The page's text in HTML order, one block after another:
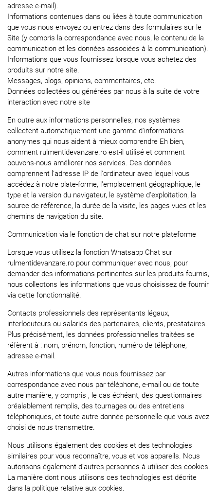
adresse e-mail).
Informations contenues dans ou liées à toute communication
que vous nous envoyez ou entrez dans des formulaires sur le
Site (y compris la correspondance avec nous, le contenu de la
communication et les données associées à la communication).
Informations que vous fournissez lorsque vous achetez des
produits sur notre site.
Messages, blogs, opinions, commentaires, etc.
Données collectées ou générées par nous à la suite de votre
interaction avec notre site
En outre aux informations personnelles, nos systèmes
collectent automatiquement une gamme d'informations
anonymes qui nous aident à mieux comprendre Eh bien,
comment rulmentidevanzare.ro est-il utilisé et comment
pouvons-nous améliorer nos services. Ces données
comprennent l'adresse IP de l'ordinateur avec lequel vous
accédez à notre plate-forme, l'emplacement géographique, le
type et la version du navigateur, le système d'exploitation, la
source de référence, la durée de la visite, les pages vues et les
chemins de navigation du site.
Communication via le fonction de chat sur notre plateforme
Lorsque vous utilisez la fonction Whatsapp Chat sur
rulmentidevanzare.ro pour communiquer avec nous, pour
demander des informations pertinentes sur les produits fournis,
nous collectons les informations que vous choisissez de fournir
via cette fonctionnalité.
Contacts professionnels des représentants légaux,
interlocuteurs ou salariés des partenaires, clients, prestataires.
Plus précisément, les données professionnelles traitées se
réfèrent à : nom, prénom, fonction, numéro de téléphone,
adresse e-mail.
Autres informations que vous nous fournissez par
correspondance avec nous par téléphone, e-mail ou de toute
autre manière, y compris , le cas échéant, des questionnaires
préalablement remplis, des tournages ou des entretiens
téléphoniques, et toute autre donnée personnelle que vous avez
choisi de nous transmettre.
Nous utilisons également des cookies et des technologies
similaires pour vous reconnaître, vous et vos appareils. Nous
autorisons également d'autres personnes à utiliser des cookies.
La manière dont nous utilisons ces technologies est décrite
dans la politique relative aux cookies.